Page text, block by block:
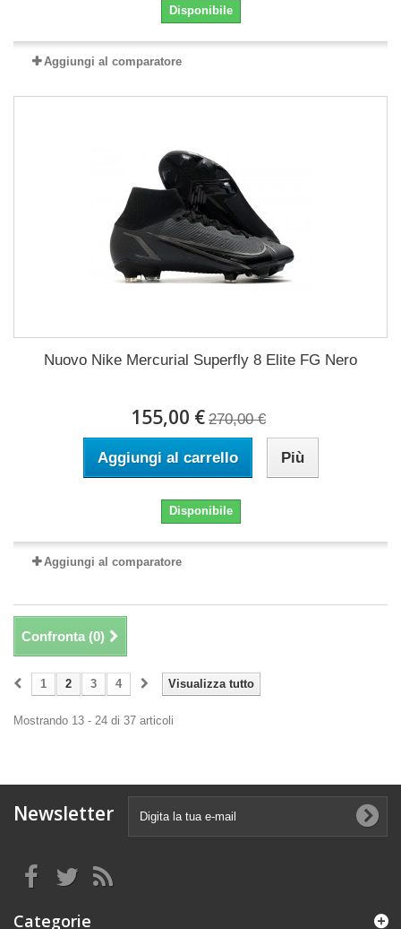
Disponibile
Aggiungi al comparatore
Nuovo Nike Mercurial Superfly 8 Elite FG Nero
155,00 € 270,00 €
Aggiungi al carrello Più
Disponibile
Aggiungi al comparatore
Confronta (0)
Visualizza tutto
1 2 3 4
Mostrando 13 - 24 di 37 articoli
Newsletter
Categorie